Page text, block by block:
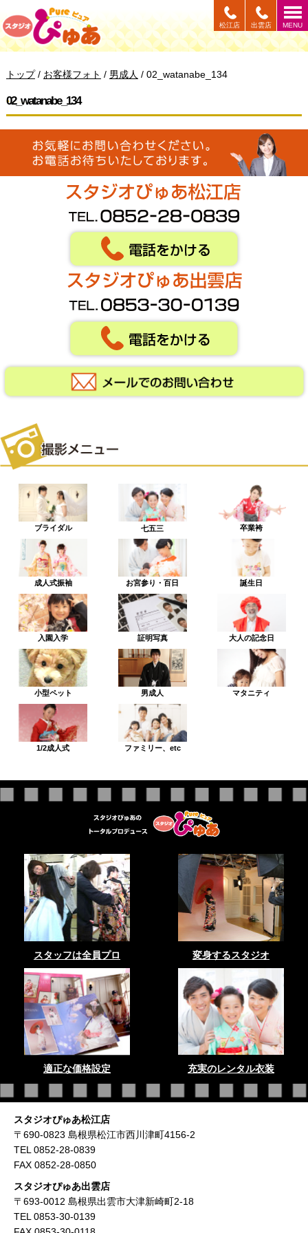
このページの本文へ
MENU
出雲店
松江店
現
の
トップ/ お客様フォト / 男成人 / 02_watanabe_134
02_watanabe_134
ブライダル 七五三 卒業袴
成人式振袖 お宮参り・百日 誕生日
入園入学 証明写真 大人の記念日
小型ペット 男成人 マタニティ
1/2成人式 ファミリー、etc
スタッフは全員プロ 変身するスタジオ
適正な価格設定 充実のレンタル衣装
スタジオぴゅあ松江店
〒690-0823 島根県松江市西川津町4156-2
TEL 0852-28-0839
FAX 0852-28-0850
スタジオぴゅあ出雲店
〒693-0012 島根県出雲市大津新崎町2-18
TEL 0853-30-0139